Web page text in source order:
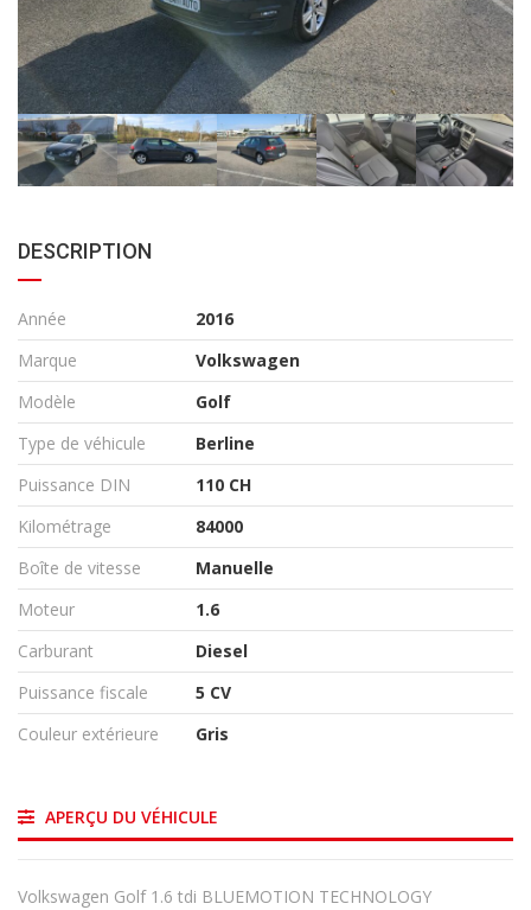
DESCRIPTION
Année
2016
Marque
Volkswagen
Modèle
Golf
Type de véhicule
Berline
Puissance DIN
110 CH
Kilométrage
84000
Boîte de vitesse
Manuelle
Moteur
1.6
Carburant
Diesel
Puissance fiscale
5 CV
Couleur extérieure
Gris
APERÇU DU VÉHICULE
Volkswagen Golf 1.6 tdi BLUEMOTION TECHNOLOGY